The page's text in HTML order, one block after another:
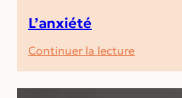
L’anxiété
Continuer la lecture:
L’anxiété